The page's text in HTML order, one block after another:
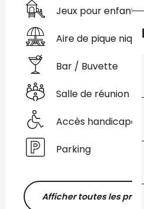
Jeux pour enfants
Aire de pique nique
Bar / Buvette
Salle de réunion
Accès handicapés
Parking
Afficher toutes les